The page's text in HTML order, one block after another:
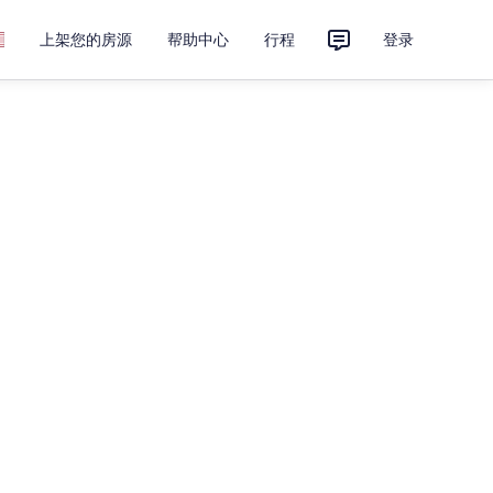
上架您的房源 帮助中心 行程 登录